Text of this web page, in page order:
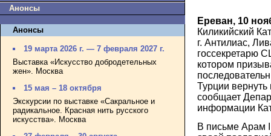
Анонсы
Анонсы
19 марта 2026 г. — 7 февраля 2027 г.
Выставка «Искусство добродетельных
жен». Москва
15 мая – 18 октября
Экскурсии по выставке «Сакральное и
радикальное. Красная нить русского
искусства». Москва
Ереван, 10
Киликийский
г. Антилиас,
госсекретарю
котором
Турции
сообщает
информации
В письме Арам I